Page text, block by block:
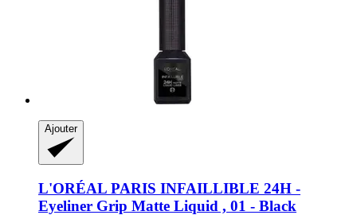
Ajouter
L'ORÉAL PARIS INFAILLIBLE 24H -​
Eyeliner Grip Matte Liquid , 01 -​ Black